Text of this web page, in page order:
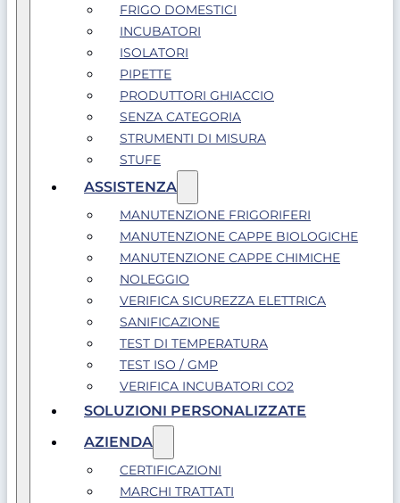
FRIGO DOMESTICI
INCUBATORI
ISOLATORI
PIPETTE
PRODUTTORI GHIACCIO
SENZA CATEGORIA
STRUMENTI DI MISURA
STUFE
ASSISTENZA
MANUTENZIONE FRIGORIFERI
MANUTENZIONE CAPPE BIOLOGICHE
MANUTENZIONE CAPPE CHIMICHE
NOLEGGIO
VERIFICA SICUREZZA ELETTRICA
SANIFICAZIONE
TEST DI TEMPERATURA
TEST ISO / GMP
VERIFICA INCUBATORI CO2
SOLUZIONI PERSONALIZZATE
AZIENDA
CERTIFICAZIONI
MARCHI TRATTATI